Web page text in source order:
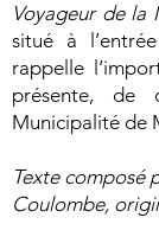
Voyageur de la
situé à
rappelle
présente, de
Municipalité de
Texte composé
Coulombe,